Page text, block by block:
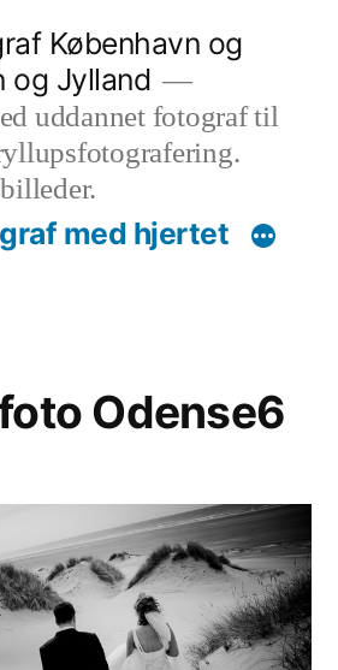
København og
og Jylland
uddannet fotograf til
med hjertet
Odense6